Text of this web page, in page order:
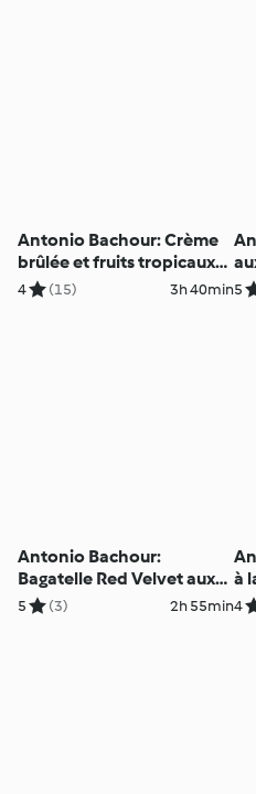
Antonio Bachour: Crème
brûlée et fruits tropicaux
(métrique)
4 (15) 3h 40minet
5
Antonio Bachour:
Bagatelle Red Velvet aux
framboises (métrique)
5 (3) 2h 55min
à
et
4